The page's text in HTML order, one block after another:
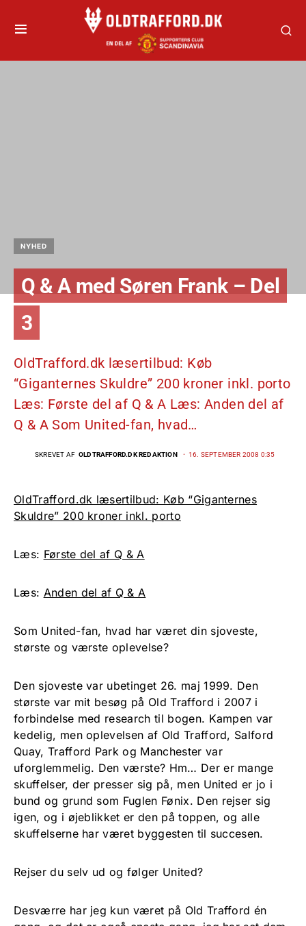
NYHED
Q & A med Søren Frank – Del
3
OldTrafford.dk læsertilbud: Køb
“Giganternes Skuldre” 200 kroner inkl. porto
Læs: Første del af Q & A Læs: Anden del af
Q & A Som United-fan, hvad…
SKREVET AF OLDTRAFFORD.DK REDAKTION 16. SEPTEMBER 2008 0:35
OldTrafford.dk læsertilbud: Køb “Giganternes
Skuldre” 200 kroner inkl. porto
Læs: Første del af Q & A
Læs: Anden del af Q & A
Som United-fan, hvad har været din sjoveste,
største og værste oplevelse?
Den sjoveste var ubetinget 26. maj 1999. Den
største var mit besøg på Old Trafford i 2007 i
forbindelse med research til bogen. Kampen var
kedelig, men oplevelsen af Old Trafford, Salford
Quay, Trafford Park og Manchester var
uforglemmelig. Den værste? Hm… Der er mange
skuffelser, der presser sig på, men United er jo i
bund og grund som Fuglen Fønix. Den rejser sig
igen, og i øjeblikket er den på toppen, og alle
skuffelserne har været byggesten til succesen.
Rejser du selv ud og følger United?
Desværre har jeg kun været på Old Trafford én